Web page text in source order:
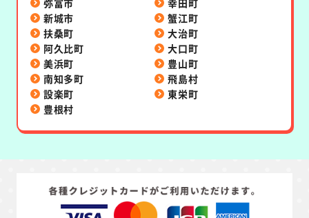
新城市
蟹江町
扶桑町
大治町
阿久比町
大口町
美浜町
豊山町
南知多町
飛島村
設楽町
東栄町
豊根村